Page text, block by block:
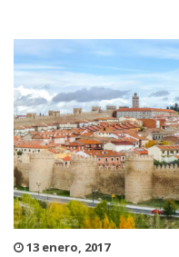
13 enero, 2017